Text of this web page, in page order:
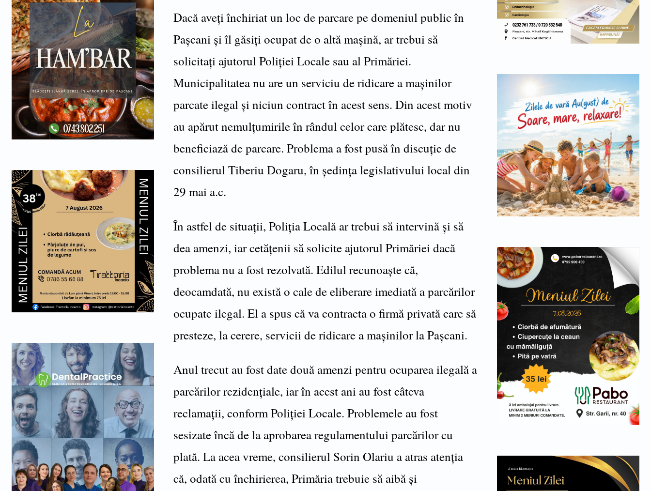
Dacă aveți închiriat un loc de parcare pe domeniul public în
Pașcani și îl găsiți ocupat de o altă mașină, ar trebui să
solicitați ajutorul Poliției Locale sau al Primăriei.
Municipalitatea nu are un serviciu de ridicare a mașinilor
parcate ilegal și niciun contract în acest sens. Din acest motiv
au apărut nemulțumirile în rândul celor care plătesc, dar nu
beneficiază de parcare. Problema a fost pusă în discuție de
consilierul Tiberiu Dogaru, în ședința legislativului local din
29 mai a.c.
În astfel de situații, Poliția Locală ar trebui să intervină și să
dea amenzi, iar cetățenii să solicite ajutorul Primăriei dacă
problema nu a fost rezolvată. Edilul recunoaște că,
deocamdată, nu există o cale de eliberare imediată a parcărilor
ocupate ilegal. El a spus că va contracta o firmă privată care să
presteze, la cerere, servicii de ridicare a mașinilor la Pașcani.
Anul trecut au fost date două amenzi pentru ocuparea ilegală a
parcărilor rezidențiale, iar în acest ani au fost câteva
reclamații, conform Poliției Locale. Problemele au fost
sesizate încă de la aprobarea regulamentului parcărilor cu
plată. La acea vreme, consilierul Sorin Olariu a atras atenția
că, odată cu închirierea, Primăria trebuie să aibă și